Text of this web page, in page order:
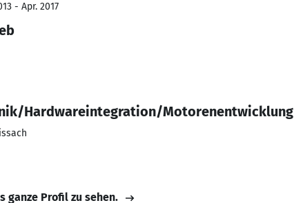
- Apr. 2017
Hardwareintegration/Motorenentwicklung
ganze Profil zu sehen.